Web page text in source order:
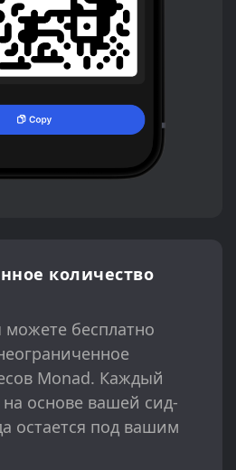
количество
бесплатно
Monad. Каждый
на основе вашей сид-
остается под вашим